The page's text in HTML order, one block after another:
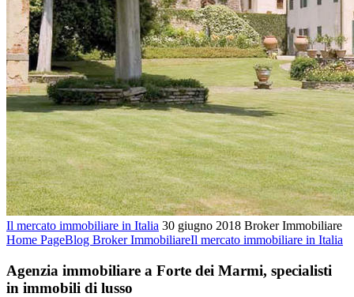
Il mercato immobiliare in Italia 30 giugno 2018 Broker Immobiliare
Home PageBlog Broker ImmobiliareIl mercato immobiliare in Italia
Agenzia immobiliare a Forte dei Marmi, specialisti
in immobili di lusso